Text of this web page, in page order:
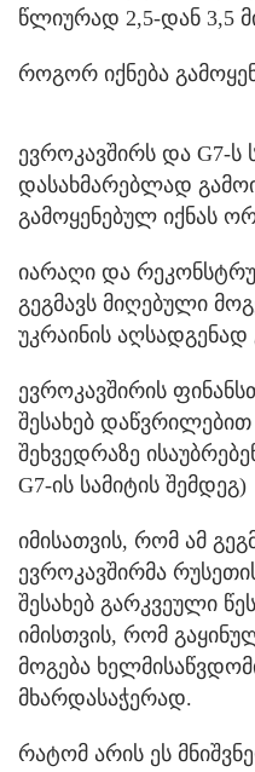
წლიურად 2,5-დან 3,5
როგორ იქნება
ევროკავშირს და G7-ს
დასახმარებლად
გამოყენებულ იქნას
იარაღი და
გეგმავს მიღებული
უკრაინის აღსადგენად
ევროკავშირის
შესახებ
შეხვედრაზე
G7-ის სამიტის შემდეგ)
იმისათვის, რომ ამ
ევროკავშირმა
შესახებ გარკვეული
იმისთვის, რომ
მოგება
მხარდასაჭერად.
რატომ არის ეს